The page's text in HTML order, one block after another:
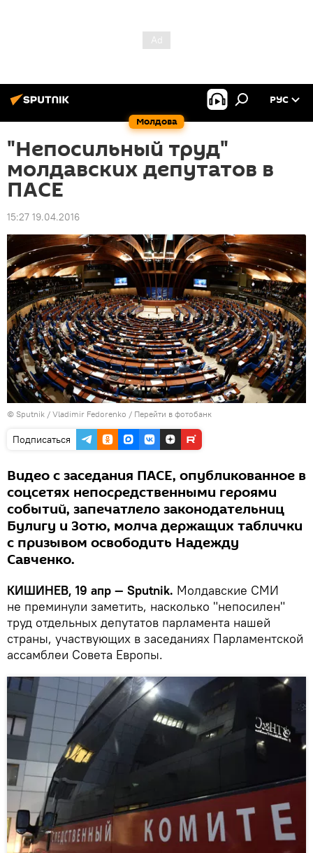
Молдова
РУС
"Непосильный труд"
молдавских депутатов в
ПАСЕ
15:27 19.04.2016
© Sputnik / Vladimir Fedorenko / Перейти в фотобанк
Подписаться
Видео с заседания ПАСЕ, опубликованное в
соцсетях непосредственными героями
событий, запечатлело законодательниц
Булигу и Зотю, молча держащих таблички
с призывом освободить Надежду
Савченко.
КИШИНЕВ, 19 апр — Sputnik. Молдавские СМИ
не преминули заметить, насколько "непосилен"
труд отдельных депутатов парламента нашей
страны, участвующих в заседаниях Парламентской
ассамблеи Совета Европы.